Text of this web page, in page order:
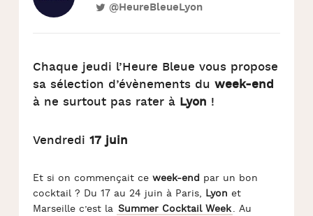
@HeureBleueLyon
Chaque jeudi l’Heure Bleue vous propose
sa sélection d’évènements du week-end
à ne surtout pas rater à Lyon !
Vendredi 17 juin
Et si on commençait ce week-end par un bon
cocktail ? Du 17 au 24 juin à Paris, Lyon et
Marseille c’est la Summer Cocktail Week. Au